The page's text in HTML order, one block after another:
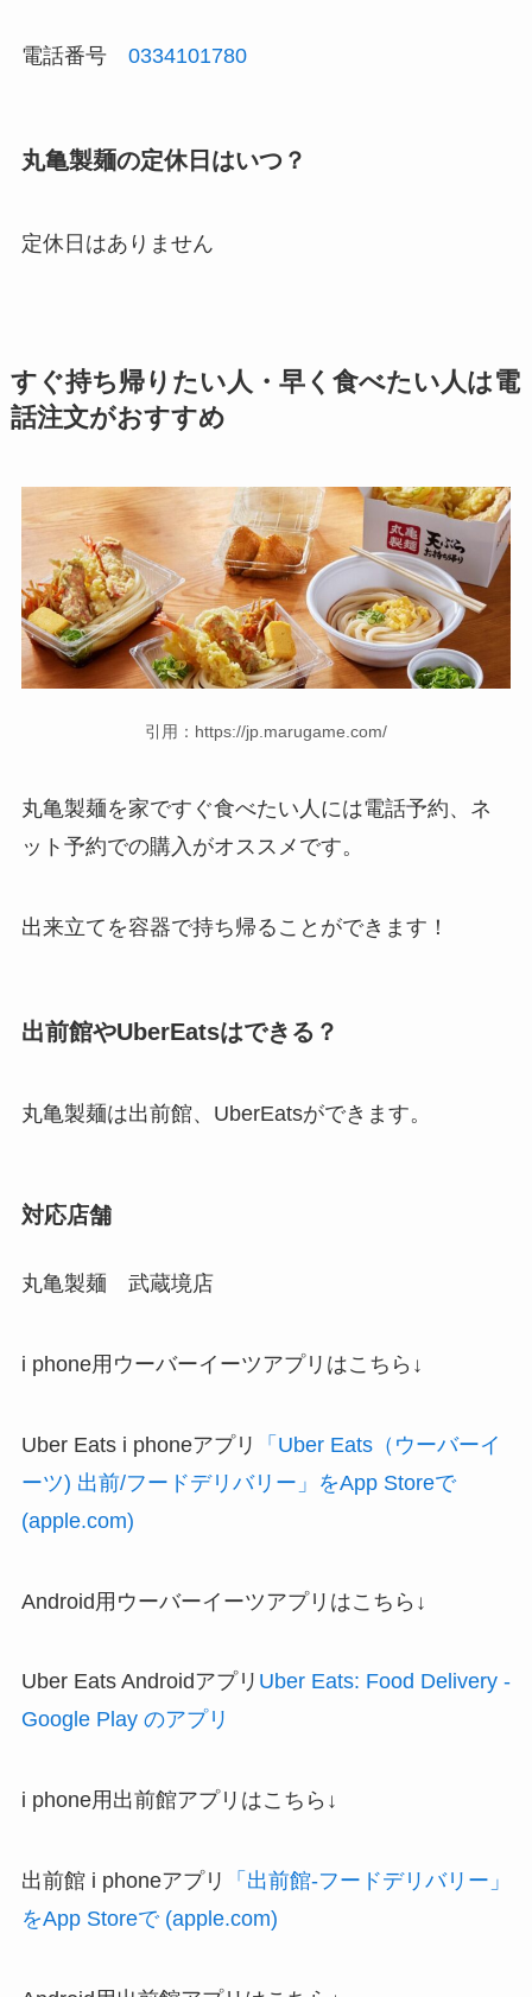
電話番号 0334101780
丸亀製麺の定休日はいつ？
定休日はありません
すぐ持ち帰りたい人・早く食べたい人は電
話注文がおすすめ
引用：https://jp.marugame.com/
丸亀製麺を家ですぐ食べたい人には電話予約、ネ
ット予約での購入がオススメです。
出来立てを容器で持ち帰ることができます！
出前館やUberEatsはできる？
丸亀製麺は出前館、UberEatsができます。
対応店舗
丸亀製麺 武蔵境店
i phone用ウーバーイーツアプリはこちら↓
Uber Eats i phoneアプリ
「Uber Eats（ウーバーイ
ーツ) 出前/フードデリバリー」をApp Storeで
(apple.com)
Android用ウーバーイーツアプリはこちら↓
Uber Eats Androidアプリ Uber Eats: Food Delivery -
Google Play のアプリ
i phone用出前館アプリはこちら↓
出前館 i phoneアプリ
「出前館-フードデリバリー」
をApp Storeで (apple.com)